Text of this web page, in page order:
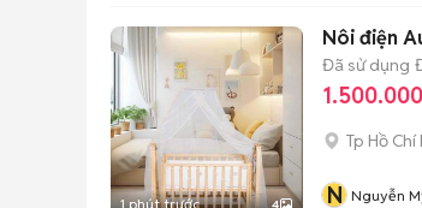
1 phút trước 4
Nôi điện
Đã sử dụng
Tp Hồ Chí
N Nguyễn